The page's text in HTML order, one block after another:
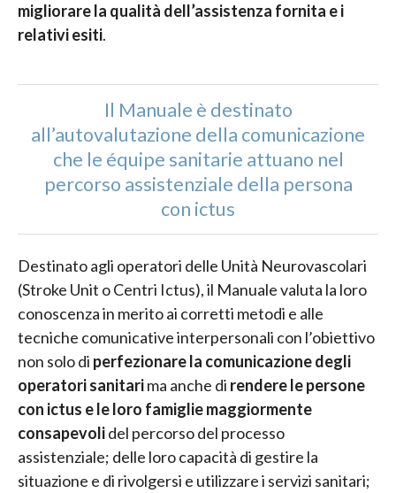
migliorare la qualità dell’assistenza fornita e i
relativi esiti.
Il Manuale è destinato
all’autovalutazione della comunicazione
che le équipe sanitarie attuano nel
percorso assistenziale della persona
con ictus
Destinato agli operatori delle Unità Neurovascolari
(Stroke Unit o Centri Ictus), il Manuale valuta la loro
conoscenza in merito ai corretti metodi e alle
tecniche comunicative interpersonali con l’obiettivo
non solo di perfezionare la comunicazione degli
operatori sanitarima anche di rendere le persone
con ictus e le loro famiglie maggiormente
consapevolidel percorso del processo
assistenziale; delle loro capacità di gestire la
situazione e di rivolgersi e utilizzare i servizi sanitari;